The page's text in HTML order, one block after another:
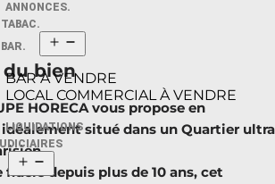
ANNONCES.
BAR À VENDRE
LOCAL COMMERCIAL À VENDRE
LIQUIDATIONS
bien
HORECA vous propose en
situé dans un Quartier ultra
depuis plus de 10 ans, cet